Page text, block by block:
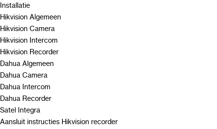
Installatie
Hikvision Algemeen
Hikvision Camera
Hikvision Intercom
Hikvision Recorder
Dahua Algemeen
Dahua Camera
Dahua Intercom
Dahua Recorder
Satel Integra
Aansluit instructies Hikvision recorder